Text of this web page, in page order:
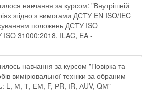
навчання за курсом: "Внутрішній
згідно з вимогами ДСТУ EN ISO/IEC
положень ДСТУ ISO
31000:2018, ILAC, EA -
навчання за курсом "Повірка та
вимірювальної техніки за обраним
L, М, Т, ЕМ, F, РR, ІR, АUV, QМ"